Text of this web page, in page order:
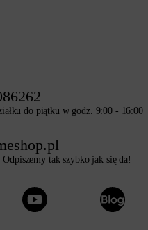
do piątku w godz. 9:00 - 16:00
Odpiszemy tak szybko jak się da!